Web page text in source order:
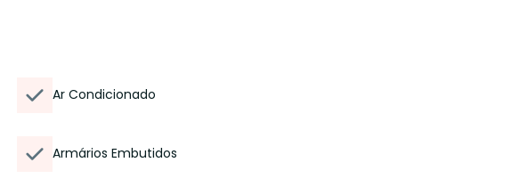
Ar Condicionado
Armários Embutidos